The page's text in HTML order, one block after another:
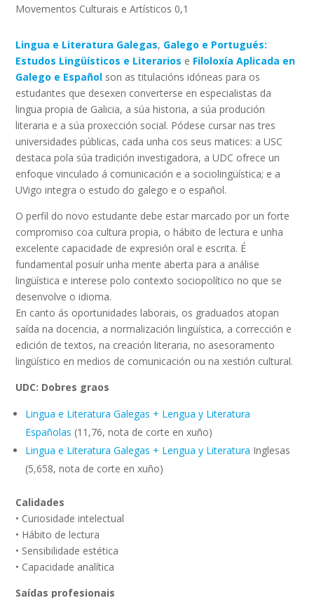
Movementos Culturais e Artísticos 0,1
Lingua e Literatura Galegas, Galego e Portugués:
Estudos Lingüísticos e Literarios e Filoloxía Aplicada en
Galego e Español son as titulacións idóneas para os
estudantes que desexen converterse en especialistas da
lingua propia de Galicia, a súa historia, a súa produción
literaria e a súa proxección social. Pódese cursar nas tres
universidades públicas, cada unha cos seus matices: a USC
destaca pola súa tradición investigadora, a UDC ofrece un
enfoque vinculado á comunicación e a sociolingüística; e a
UVigo integra o estudo do galego e o español.
O perfil do novo estudante debe estar marcado por un forte
compromiso coa cultura propia, o hábito de lectura e unha
excelente capacidade de expresión oral e escrita. É
fundamental posuír unha mente aberta para a análise
lingüística e interese polo contexto sociopolítico no que se
desenvolve o idioma.
En canto ás oportunidades laborais, os graduados atopan
saída na docencia, a normalización lingüística, a corrección e
edición de textos, na creación literaria, no asesoramento
lingüístico en medios de comunicación ou na xestión cultural.
UDC: Dobres graos
Lingua e Literatura Galegas + Lengua y Literatura
Españolas (11,76, nota de corte en xuño)
Lingua e Literatura Galegas + Lengua y Literatura Inglesas
(5,658, nota de corte en xuño)
Calidades
• Curiosidade intelectual
• Hábito de lectura
• Sensibilidade estética
• Capacidade analítica
Saídas profesionais